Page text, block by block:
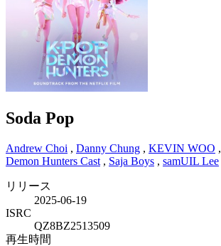
Soda Pop
Andrew Choi , Danny Chung , KEVIN WOO ,
Demon Hunters Cast , Saja Boys , samUIL Lee
リリース
2025-06-19
ISRC
QZ8BZ2513509
再生時間